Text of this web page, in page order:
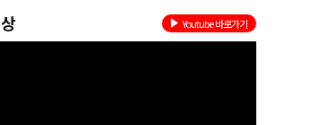
Youtube 바로가기